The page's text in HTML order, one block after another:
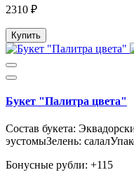
2310 ₽
Купить
Букет "Палитра цвета"
Состав букета:
эустомыЗелень:
Бонусные рубли: +115